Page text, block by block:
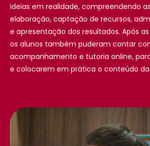
ideias em realidade, compreendendo
elaboração, captação de recursos,
e apresentação dos resultados. Após
os alunos também puderam contar
acompanhamento e tutoria online,
e colocarem em prática o conteúdo